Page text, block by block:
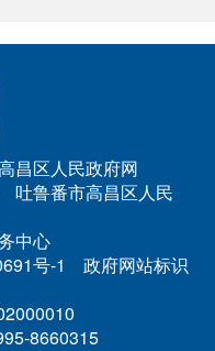
昌区人民政府网
吐鲁番市高昌区人民
中心
号-1 政府网站标识
8660315